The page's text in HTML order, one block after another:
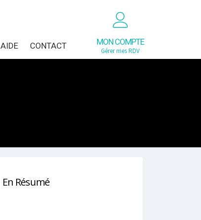
MON COMPTE
Gérer mes RDV
AIDE CONTACT
En Résumé